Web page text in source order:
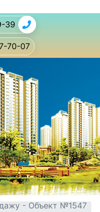
39
70-07
- Объект №1547